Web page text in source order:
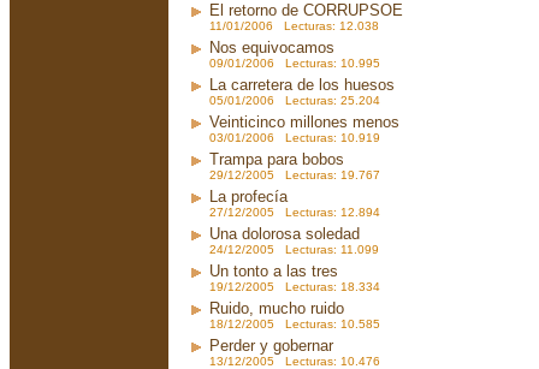
El retorno de CORRUPSOE
11/01/2006 Lecturas: 12.038
Nos equivocamos
09/01/2006 Lecturas: 10.995
La carretera de los huesos
05/01/2006 Lecturas: 25.204
Veinticinco millones menos
03/01/2006 Lecturas: 10.919
Trampa para bobos
29/12/2005 Lecturas: 19.767
La profecía
27/12/2005 Lecturas: 12.894
Una dolorosa soledad
24/12/2005 Lecturas: 11.099
Un tonto a las tres
19/12/2005 Lecturas: 18.334
Ruido, mucho ruido
18/12/2005 Lecturas: 10.585
Perder y gobernar
13/12/2005 Lecturas: 10.476